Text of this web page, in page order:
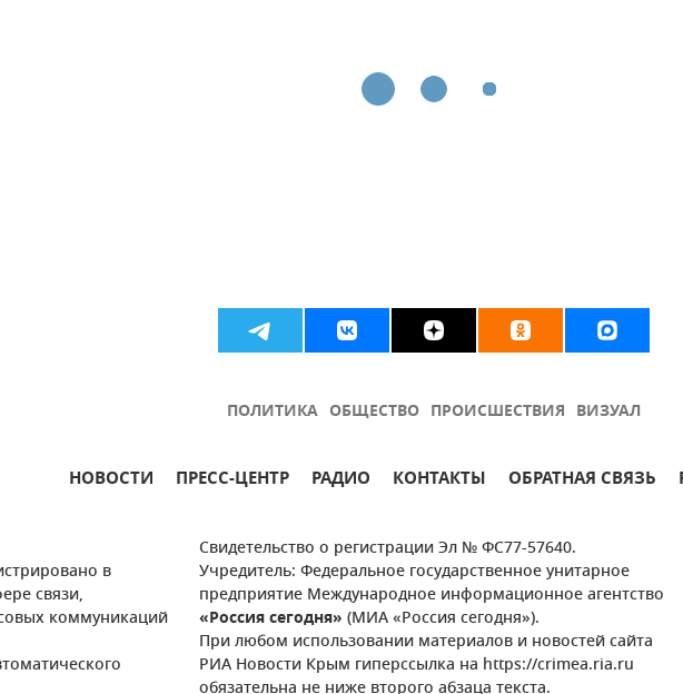
ПОЛИТИКА ОБЩЕСТВО ПРОИСШЕСТВИЯ ВИЗУАЛ
НОВОСТИ ПРЕСС-ЦЕНТР РАДИО КОНТАКТЫ ОБРАТНАЯ СВЯЗЬ
в
связи,
коммуникаций
Свидетельство о регистрации Эл № ФС77-57640.
Учредитель: Федеральное государственное унитарное
предприятие Международное информационное агентство
«Россия сегодня» (МИА «Россия сегодня»).
При любом использовании материалов и новостей сайта
РИА Новости Крым гиперссылка на https://crimea.ria.ru